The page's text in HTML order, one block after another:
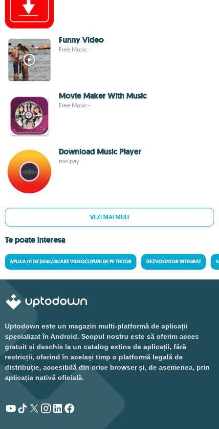
Funny Video
Free Music -
Movie Maker With Music
Free Music -
Download Music Player
minipay
VEZI MAI MULT
Te poate interesa
APLICAȚII DE DESCĂRCARE VIDEOCLIPURI DE PE TIKTOK DEZVOLTATOR INTEGRAT
Uptodown este un magazin multi-platformă de aplicații
specializat în Android. Scopul nostru este să oferim acces
gratuit și deschis la un catalog extins de aplicații, fără
restricții, oferind în același timp o platformă legală de
distribuție, accesibilă din orice browser și, de asemenea, prin
aplicația nativă oficială.